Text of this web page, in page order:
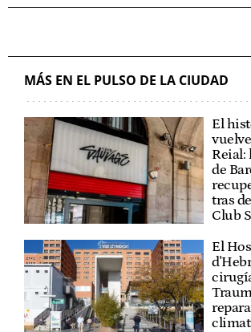
MÁS EN EL PULSO DE LA CIUDAD
El
Reial:
de
tras
Club
El